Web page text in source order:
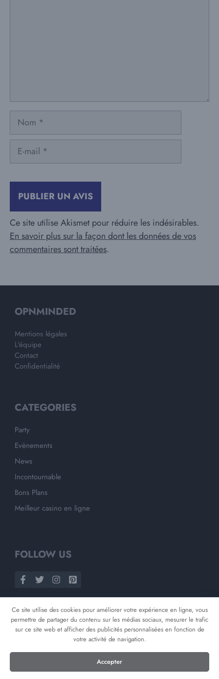
Nom
Ce site utilise Akismet pour réduire les indésirables.
En savoir plus sur la façon dont les données de vos
commentaires sont traitées.
OPNMINDED
Mentions légales
L'équipe
Contact
Confidentialité
CATEGORIES
Party
Evènements
News
Incontournable
Bons Plans
Meilleur casino en ligne
FOLLOW US
©2026Opnminded
Ce site utilise des cookies pour améliorer votre expérience en ligne, vous
permettre de partager du contenu sur les médias sociaux, mesurer le trafic
sur ce site web et afficher des publicités personnalisées en fonction de
votre activité de navigation.
Accepter